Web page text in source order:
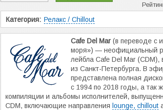
Категория: Релакс / Chillout
Cafe Del Mar (в переводе с
моря») — неофициальный
лейбла Cafe Del Mar
из Санкт-Петербурга. В
представлена полная
с 1994 по 2018 годы, а так
компиляции и альбомы исполнителей,
CDM, включающие направления lounge, chillout